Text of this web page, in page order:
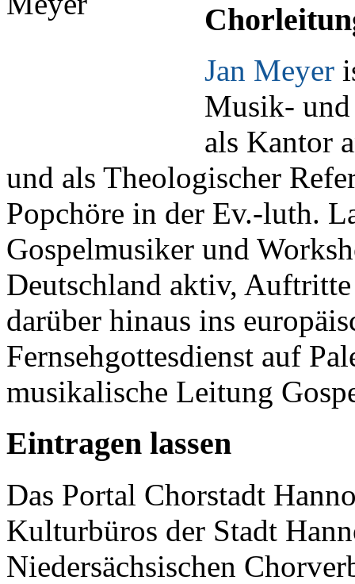
Jan Meyer
Musik- und
als Kantor
und als Theologischer
Popchöre in der Ev.-luth.
Gospelmusiker und
Deutschland aktiv,
darüber hinaus ins
Fernsehgottesdienst auf
musikalische Leitung
Eintragen lassen
Das Portal Chorstadt
Kulturbüros der Stadt
Niedersächsischen